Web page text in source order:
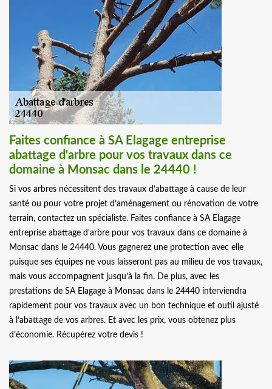
Faites confiance à SA Elagage entreprise
abattage d'arbre pour vos travaux dans ce
domaine à Monsac dans le 24440 !
Si vos arbres nécessitent des travaux d’abattage à cause de leur
santé ou pour votre projet d’aménagement ou rénovation de votre
terrain, contactez un spécialiste. Faites confiance à SA Elagage
entreprise abattage d'arbre pour vos travaux dans ce domaine à
Monsac dans le 24440. Vous gagnerez une protection avec elle
puisque ses équipes ne vous laisseront pas au milieu de vos travaux,
mais vous accompagnent jusqu’à la fin. De plus, avec les
prestations de SA Elagage à Monsac dans le 24440 interviendra
rapidement pour vos travaux avec un bon technique et outil ajusté
à l’abattage de vos arbres. Et avec les prix, vous obtenez plus
d’économie. Récupérez votre devis !